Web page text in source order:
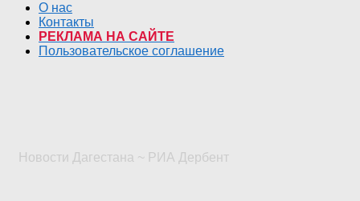
О нас
Контакты
РЕКЛАМА НА САЙТЕ
Пользовательское соглашение
Новости Дагестана ~ РИА Дербент